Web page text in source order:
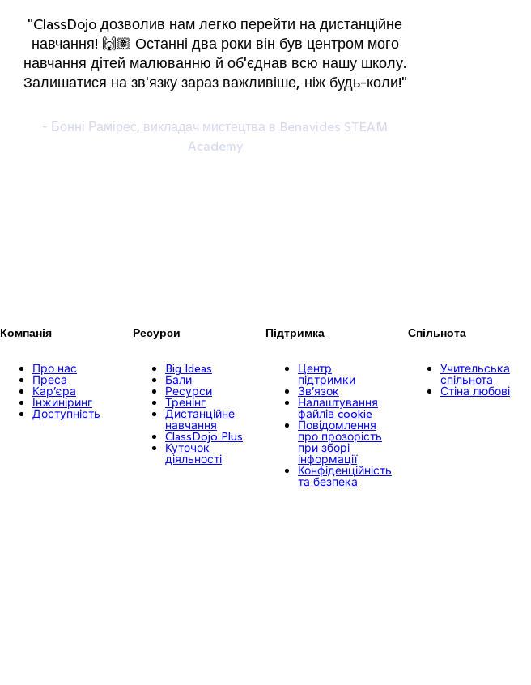
"ClassDojo дозволив нам легко перейти на дистанційне
навчання! 🙌🏽 Останні два роки він був центром мого
навчання дітей малюванню й об'єднав всю нашу школу.
Залишатися на зв'язку зараз важливіше, ніж будь-коли!"
- Бонні Рамірес, викладач мистецтва в Benavides STEAM
Academy
Компанія
Про нас
Преса
Кар’єра
Інжиніринг
Доступність
Ресурси
Big Ideas
Бали
Ресурси
Тренінг
Дистанційне
навчання
ClassDojo Plus
Куточок
діяльності
Підтримка
Центр
підтримки
Зв’язок
Налаштування
файлів cookie
Повідомлення
про прозорість
при зборі
інформації
Конфіденційність
та безпека
Спільнота
Учительська
спільнота
Стіна любові